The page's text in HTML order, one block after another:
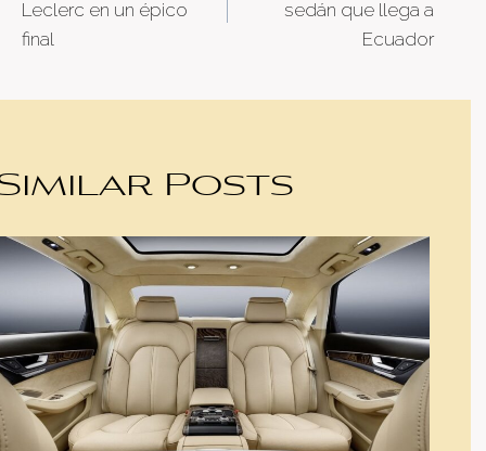
Leclerc en un épico
final
sedán que llega a
Ecuador
Posts